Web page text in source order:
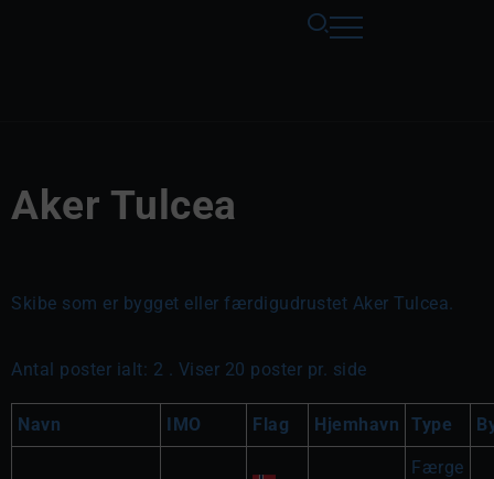
Aker Tulcea
Skibe som er bygget eller færdigudrustet Aker Tulcea.
Antal poster ialt: 2 . Viser 20 poster pr. side
Navn IMO Flag Hjemhavn Type
Færge